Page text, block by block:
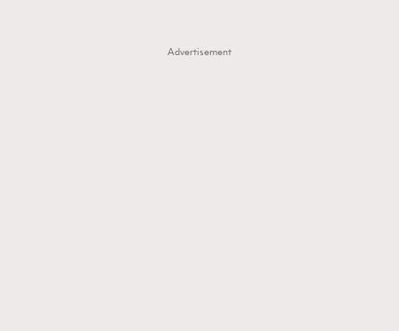
Advertisement